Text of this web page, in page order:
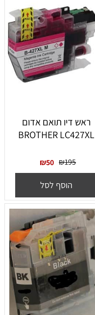
ראש דיו תואם אדום
BROTHER LC427XL
₪195
₪50
הוסף לסל